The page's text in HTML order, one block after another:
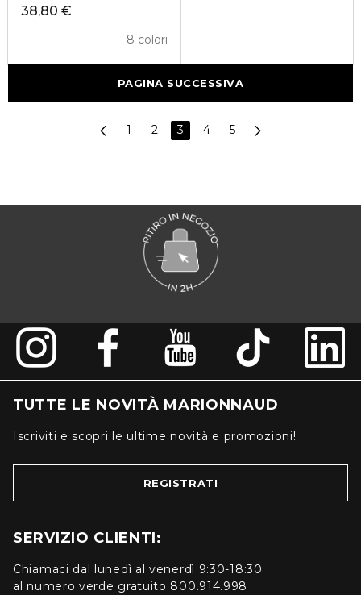
38,80 €
8 colori
PAGINA SUCCESSIVA
1 2 3 4 5
TUTTE LE NOVITÀ MARIONNAUD
Iscriviti e scopri le ultime novità e promozioni!
REGISTRATI
SERVIZIO CLIENTI:
Chiamaci dal lunedì al venerdì 9:30-18:30
al numero verde gratuito 800.914.998